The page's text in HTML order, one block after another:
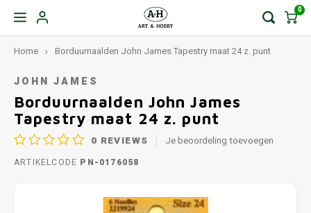
0
Home Borduurnaalden John James Tapestry maat 24 z. punt
JOHN JAMES
Borduurnaalden John James
Tapestry maat 24 z. punt
0 REVIEWS Je beoordeling toevoegen
ARTIKELCODE PN-0176058